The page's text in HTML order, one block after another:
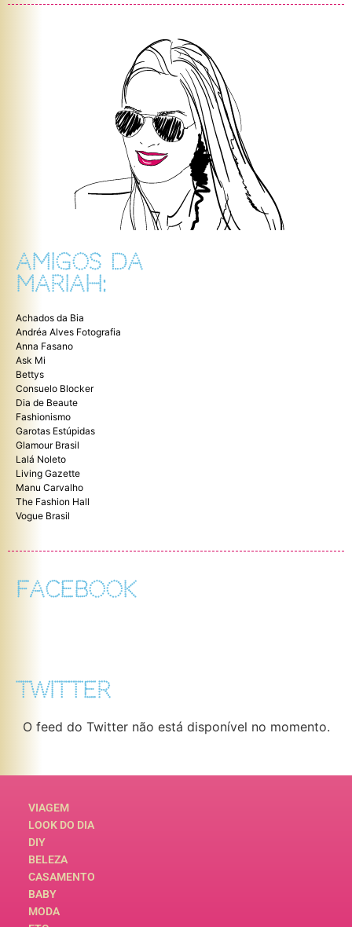
AMIGOS DA
MARIAH:
Achados da Bia
Andréa Alves Fotografia
Anna Fasano
Ask Mi
Bettys
Consuelo Blocker
Dia de Beaute
Fashionismo
Garotas Estúpidas
Glamour Brasil
Lalá Noleto
Living Gazette
Manu Carvalho
The Fashion Hall
Vogue Brasil
FACEBOOK
TWITTER
O feed do Twitter não está disponível no momento.
VIAGEM
LOOK DO DIA
DIY
BELEZA
CASAMENTO
BABY
MODA